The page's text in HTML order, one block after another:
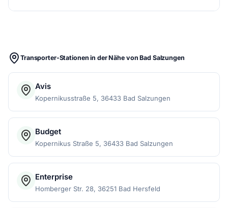
Transporter-Stationen in der Nähe von Bad Salzungen
Avis
Kopernikusstraße 5, 36433 Bad Salzungen
Budget
Kopernikus Straße 5, 36433 Bad Salzungen
Enterprise
Homberger Str. 28, 36251 Bad Hersfeld